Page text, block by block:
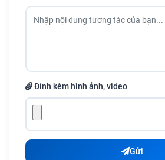
Đính kèm hình ảnh, video
Gửi